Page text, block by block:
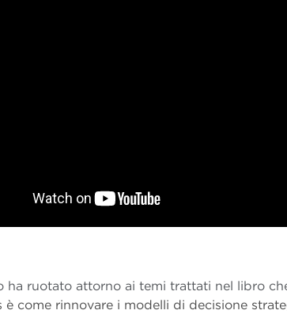
ha ruotato attorno ai temi trattati nel libro
è come rinnovare i modelli di decisione